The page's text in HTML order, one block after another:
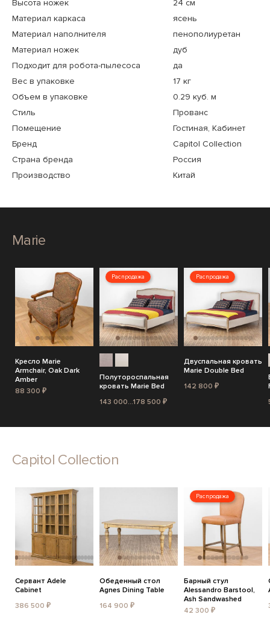
Высота ножек
24 см
Материал каркаса
ясень
Материал наполнителя
пенополиуретан
Материал ножек
дуб
Подходит для робота-пылесоса
да
Вес в упаковке
17 кг
Объем в упаковке
0.29 куб. м
Стиль
Прованс
Помещение
Гостиная, Кабинет
Бренд
Capitol Collection
Страна бренда
Россия
Производство
Китай
Marie
Кресло Marie
Armchair, Oak Dark
Amber
88 300 ₽
Распродажа
Полутороспальная
кровать Marie Bed
143 000...178 500 ₽
Распродажа
Двуспальная кровать
Marie Double Bed
142 800 ₽
Capitol Collection
Сервант Adele
Cabinet
386 500 ₽
Обеденный стол
Agnes Dining Table
164 900 ₽
Распродажа
Барный стул
Alessandro Barstool,
Ash Sandwashed
42 300 ₽